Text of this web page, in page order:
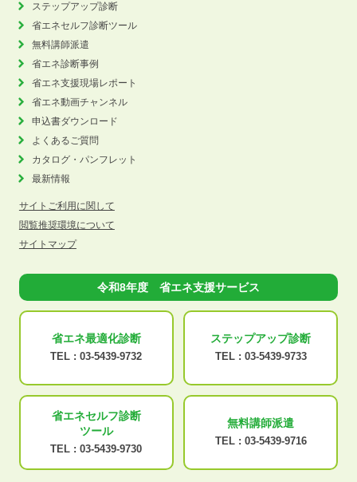
ステップアップ診断
省エネセルフ診断ツール
無料講師派遣
省エネ診断事例
省エネ支援現場レポート
省エネ動画チャンネル
申込書ダウンロード
よくあるご質問
カタログ・パンフレット
最新情報
サイトご利用に関して
閲覧推奨環境について
サイトマップ
令和8年度 省エネ支援サービス
省エネ最適化診断
TEL : 03-5439-9732
ステップアップ診断
TEL : 03-5439-9733
省エネセルフ診断
ツール
TEL : 03-5439-9730
無料講師派遣
TEL : 03-5439-9716